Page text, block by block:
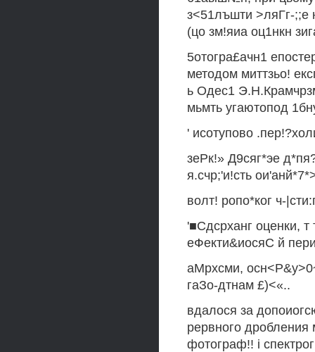
з<51лъшти >ляГг-;;е
(цо зм!яиа оц1нкн
5отогра£ачн1
методом миттзьо!
ь Одес1
мьмть угаютопод
' исотупово
зеРк!» Д9сяг*эе
я.счр;'и!сть
волт! ропо*ког ч-
'■Сдсрханг оценки, т
еФекти&иосяС й
аМрхсми,
гаЗо-дтнам £)<«..
вдалося за
рервного
фотограф!! i